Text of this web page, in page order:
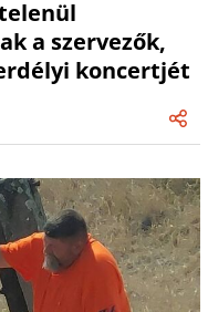
a szervezők,
koncertjét